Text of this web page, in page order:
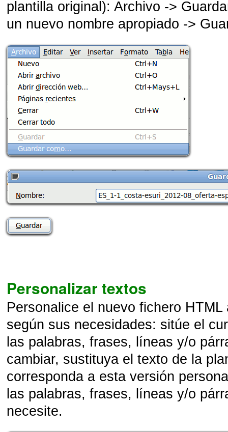
plantilla original): Archivo ->
un nuevo nombre apropiado ->
Personalizar textos
Personalice el nuevo fichero
según sus necesidades: sitúe el
las palabras, frases, líneas y/o
cambiar, sustituya el texto de la
corresponda a esta versión
las palabras, frases, líneas y/o
necesite.